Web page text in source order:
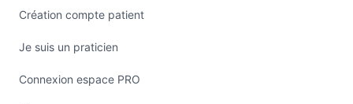
Création compte patient
Je suis un praticien
Connexion espace PRO